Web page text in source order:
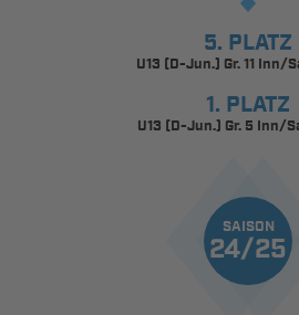
5. PLATZ
U13 (D-Jun.) Gr. 11 Inn/
1. PLATZ
U13 (D-Jun.) Gr. 5 Inn/
SAISON
24/25